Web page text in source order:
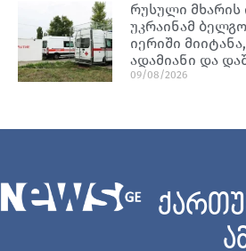
რუსული
უკრაინამ
იერიში
ადამიანი და
09/08/2026